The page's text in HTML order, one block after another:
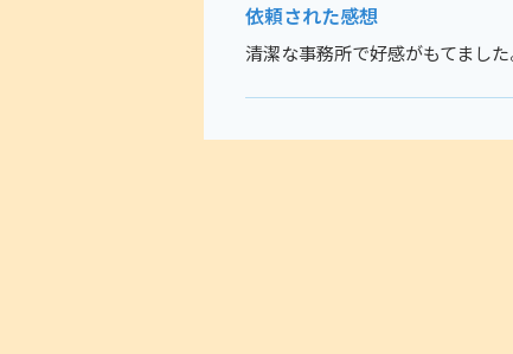
依頼された感想
清潔な事務所で好感がもてました